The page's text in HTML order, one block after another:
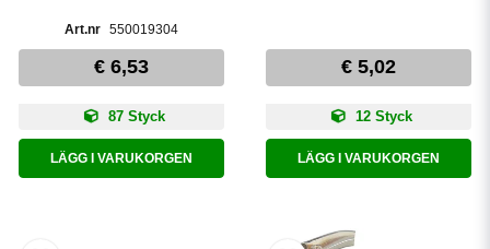
550019304
€ 6,53
87 Styck
LÄGG I VARUKORGEN
€ 5,02
12 Styck
LÄGG I VARUKORGEN